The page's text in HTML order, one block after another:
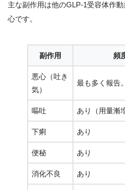
主な副作用は他のGLP-1受容体作動
心です。
副作用 頻
悪心（吐き
気）
最も多く報告
嘔吐 あり（用量漸
下痢 あり
便秘 あり
消化不良 あり